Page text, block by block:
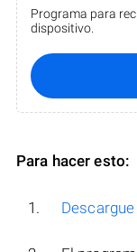
Programa para
dispositivo.
Para hacer esto:
Descargue